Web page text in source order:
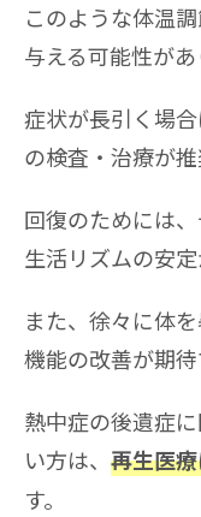
このような体温
与える可能性があ
症状が長引く場
の検査・治療が推
回復のためには
生活リズムの安定
また、徐々に体
機能の改善が期待
熱中症の後遺症
い方は、 再生医
す。